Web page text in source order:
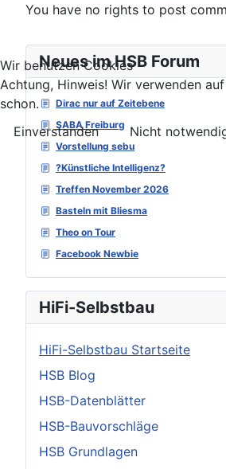
Neues im HSB Forum
Dirac nur auf Zeitebene
SABA Freiburg
Vorstellung sebu
?Künstliche Intelligenz?
Treffen November 2026
Basteln mit Bliesma
Theo on Tour
Facebook Newbie
HiFi-Selbstbau
HiFi-Selbstbau Startseite
HSB Blog
HSB-Datenblätter
HSB-Bauvorschläge
HSB Grundlagen
You have no rights to post
Wir benutzen Cookies
Achtung, Hinweis! Wir verwenden
schon.
Einverstanden
Nicht